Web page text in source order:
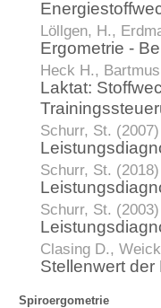
Löllgen, H.,
Ergometrie -
Heck H.,
Laktat:
Schurr, St. (2007)
Schurr, St. (2018)
Schurr, St. (2003)
Clasing D.,
Stellenwert
Spiroergometrie